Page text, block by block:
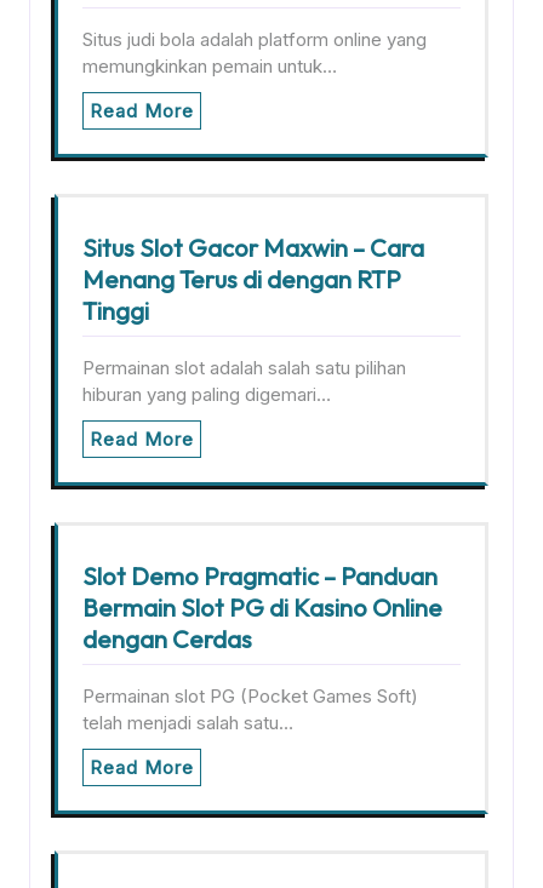
Situs judi bola adalah platform online yang
memungkinkan pemain untuk…
Read More
Situs Slot Gacor Maxwin – Cara
Menang Terus di dengan RTP
Tinggi
Permainan slot adalah salah satu pilihan
hiburan yang paling digemari…
Read More
Slot Demo Pragmatic – Panduan
Bermain Slot PG di Kasino Online
dengan Cerdas
Permainan slot PG (Pocket Games Soft)
telah menjadi salah satu…
Read More